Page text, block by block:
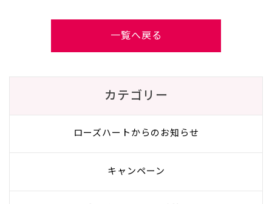
一覧へ戻る
カテゴリー
ローズハートからのお知らせ
キャンペーン